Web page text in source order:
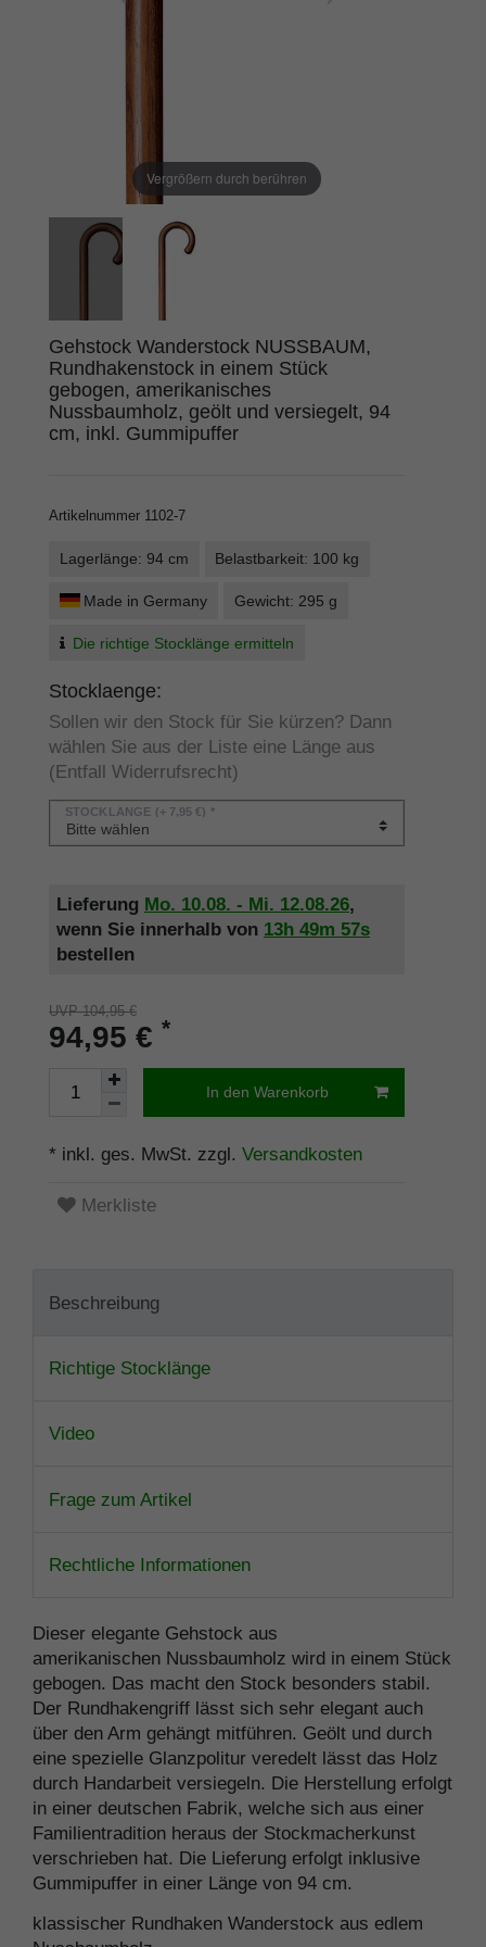
Vergrößern durch berühren
Gehstock Wanderstock NUSSBAUM,
Rundhakenstock in einem Stück
gebogen, amerikanisches
Nussbaumholz, geölt und versiegelt, 94
cm, inkl. Gummipuffer
Artikelnummer 1102-7
Lagerlänge: 94 cm Belastbarkeit: 100 kg
Made in Germany Gewicht: 295 g
Die richtige Stocklänge ermitteln
Stocklaenge:
Sollen wir den Stock für Sie kürzen? Dann
wählen Sie aus der Liste eine Länge aus
(Entfall Widerrufsrecht)
STOCKLÄNGE (+ 7,95 €) *
Lieferung Mo. 10.08. - Mi. 12.08.26,
wenn Sie innerhalb von 13h 49m 57s
bestellen
UVP 104,95 €
94,95 € *
In den Warenkorb
* inkl. ges. MwSt. zzgl. Versandkosten
Merkliste
Beschreibung
Richtige Stocklänge
Video
Frage zum Artikel
Rechtliche Informationen
Dieser elegante Gehstock aus
amerikanischen Nussbaumholz wird in einem Stück
gebogen. Das macht den Stock besonders stabil.
Der Rundhakengriff lässt sich sehr elegant auch
über den Arm gehängt mitführen. Geölt und durch
eine spezielle Glanzpolitur veredelt lässt das Holz
durch Handarbeit versiegeln. Die Herstellung erfolgt
in einer deutschen Fabrik, welche sich aus einer
Familientradition heraus der Stockmacherkunst
verschrieben hat. Die Lieferung erfolgt inklusive
Gummipuffer in einer Länge von 94 cm.
klassischer Rundhaken Wanderstock aus edlem